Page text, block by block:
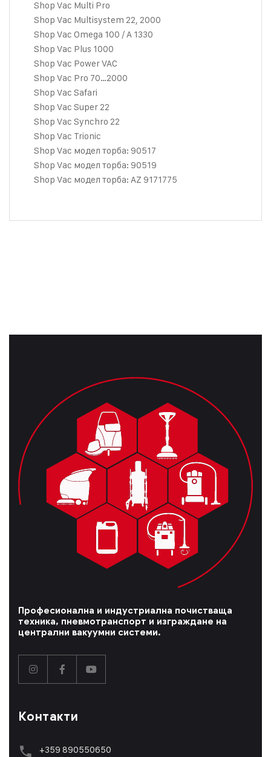
Shop Vac Multi Pro
Shop Vac Multisystem 22, 2000
Shop Vac Omega 100 / A 1330
Shop Vac Plus 1000
Shop Vac Power VAC
Shop Vac Pro 70…2000
Shop Vac Safari
Shop Vac Super 22
Shop Vac Synchro 22
Shop Vac Trionic
Shop Vac модел торба: 90517
Shop Vac модел торба: 90519
Shop Vac модел торба: AZ 9171775
Професионална и индустриална почистваща
техника, пневмотранспорт и изграждане на
централни вакуумни системи.
Контакти
+359 890550650